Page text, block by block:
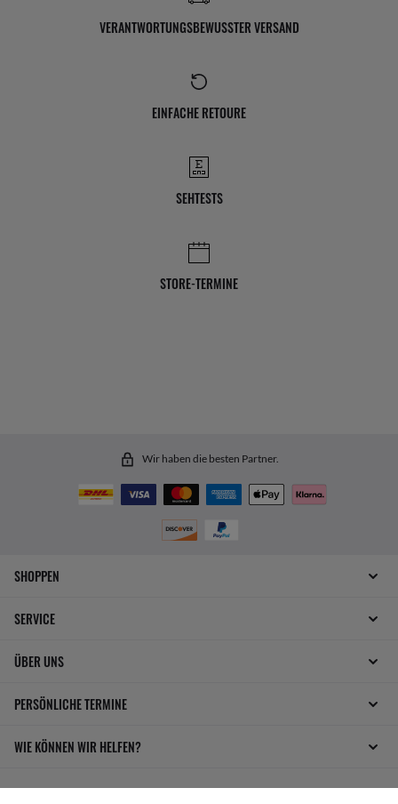
VERANTWORTUNGSBEWUSSTER VERSAND
EINFACHE RETOURE
SEHTESTS
STORE-TERMINE
Wir haben die besten Partner.
SHOPPEN
SERVICE
ÜBER UNS
PERSÖNLICHE TERMINE
WIE KÖNNEN WIR HELFEN?